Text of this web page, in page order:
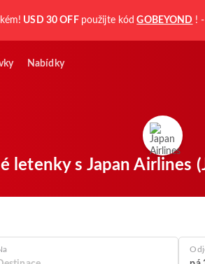
USD 30 OFF použijte kód GOBEYOND !
Nabídky
letenky s Japan Airlines